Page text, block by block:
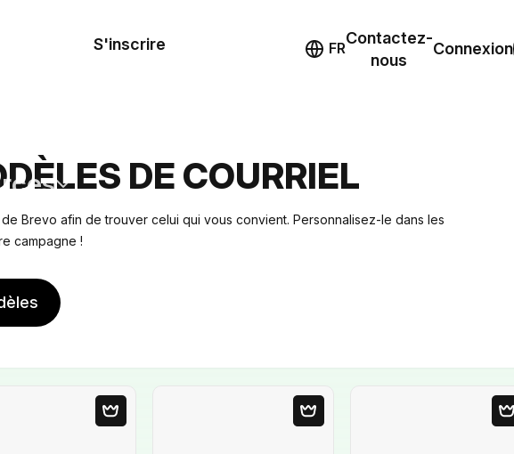
S'inscrire FR
Contactez-
nous
Connexion
DE COURRIEL
Brevo afin de trouver celui qui vous convient. Personnalisez-le dans les
campagne !